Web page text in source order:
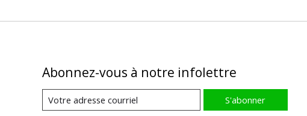
Abonnez-vous à notre infolettre
S'abonner